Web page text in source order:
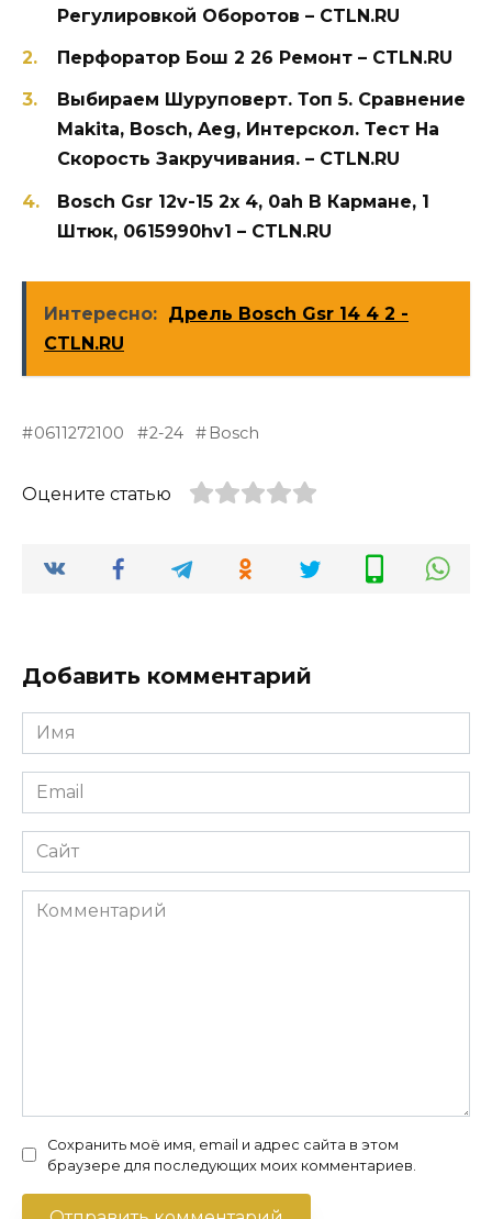
Регулировкой Оборотов – CTLN.RU
Перфоратор Бош 2 26 Ремонт – CTLN.RU
Выбираем Шуруповерт. Топ 5. Сравнение
Makita, Bosch, Aeg, Интерскол. Тест На
Скорость Закручивания. – CTLN.RU
Bosch Gsr 12v-15 2x 4, 0ah В Кармане, 1
Штюк, 0615990hv1 – CTLN.RU
Интересно: Дрель Bosch Gsr 14 4 2 -
CTLN.RU
0611272100 2-24 Bosch
Оцените статью
Добавить комментарий
Имя
*
Email
*
Сайт
Комментарий
Сохранить моё имя, email и адрес сайта в этом
браузере для последующих моих комментариев.